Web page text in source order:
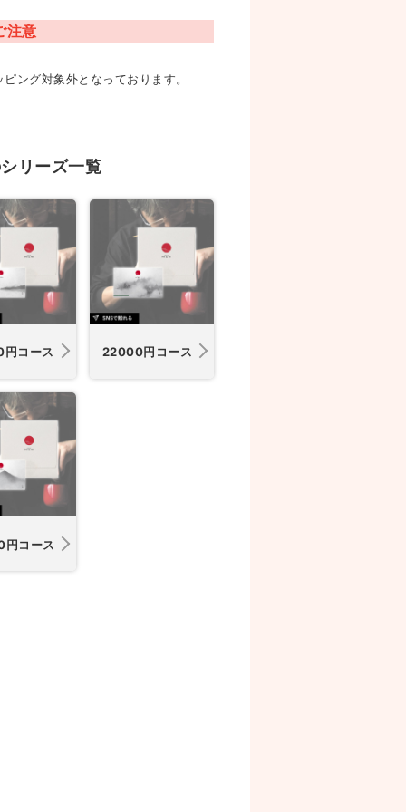
注意
ング対象外となっております。
リーズ一覧
コース 22000円コース
コース